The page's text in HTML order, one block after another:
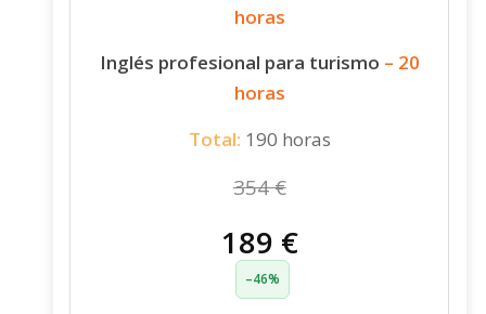
horas
Inglés profesional para turismo – 20
horas
Total: 190 horas
354 €
189 €
–46%